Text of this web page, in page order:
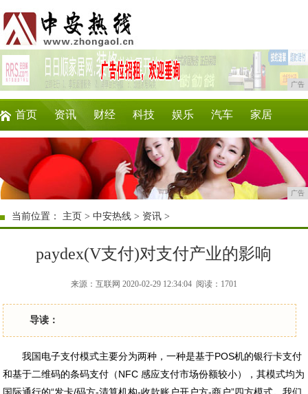
广告
首页 资讯 财经 科技 娱乐 汽车 家居
游戏 美食 商讯 时尚 微商
广告
当前位置： 主页 >中安热线 > 资讯 >
paydex(V支付)对支付产业的影响
来源：互联网 2020-02-29 12:34:04 阅读：1701
导读：
我国电子支付模式主要分为两种，一种是基于POS机的银行卡支付
和基于二维码的条码支付（NFC 感应支付市场份额较小），其模式均为